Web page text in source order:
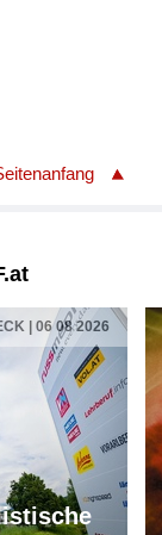
| 06 08 2026